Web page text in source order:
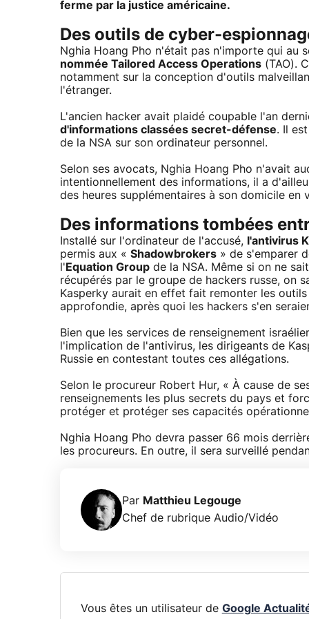
ferme par la justice américaine.
Des outils de cyber-
Nghia Hoang Pho n'était pas n'importe qui au
nommée Tailored Access Operations (TAO).
notamment sur la conception d'outils
l'étranger.
L'ancien hacker avait plaidé coupable l'an
d'informations classées secret-défense. Il
de la NSA sur son ordinateur personnel.
Selon ses avocats, Nghia Hoang Pho n'avait
intentionnellement des informations, il a
des heures supplémentaires à son domicile en
Des informations tombées
Installé sur l'ordinateur de l'accusé, l'antivirus
permis aux « Shadowbrokers » de s'emparer
l' Equation Group de la NSA. Même si on ne
récupérés par le groupe de hackers russe, on
Kasperky aurait en effet fait remonter les
approfondie, après quoi les hackers s'en
Bien que les services de renseignement
l'implication de l'antivirus, les dirigeants de
Russie en contestant toutes ces allégations.
Selon le procureur Robert Hur, « À cause de
renseignements les plus secrets du pays et
protéger et protéger ses capacités
Nghia Hoang Pho devra passer 66 mois
les procureurs. En outre, il sera surveillé
Par Matthieu Legouge
Chef de rubrique Audio/Vidéo
Vous êtes un utilisateur de Google